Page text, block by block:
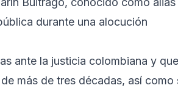
durante una alocución
ante la justicia colombiana y que
más de tres décadas, así como